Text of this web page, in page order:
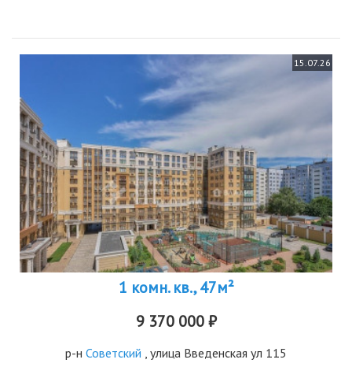
15.07.26
1 комн. кв., 47м²
9 370 000 ₽
р-н Советский , улица Введенская ул 115